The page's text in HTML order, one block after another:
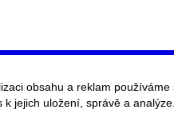
obsahu a reklam
k jejich uložení, správě a analýze.